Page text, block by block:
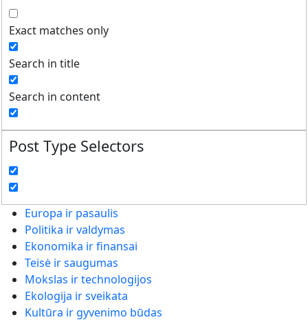
Exact matches only
Search in title
Search in content
Post Type Selectors
Europa ir pasaulis
Politika ir valdymas
Ekonomika ir finansai
Teisė ir saugumas
Mokslas ir technologijos
Ekologija ir sveikata
Kultūra ir gyvenimo būdas